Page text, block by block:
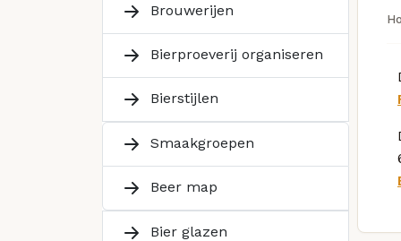
Brouwerijen
Bierproeverij organiseren
Bierstijlen
Smaakgroepen
Beer map
Bier glazen